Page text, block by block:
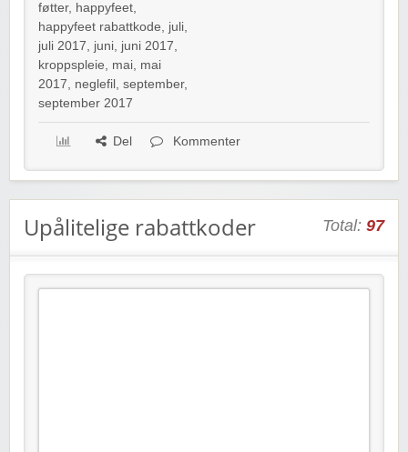
føtter, happyfeet,
happyfeet rabattkode, juli,
juli 2017, juni, juni 2017,
kroppspleie, mai, mai
2017, neglefil , september,
september 2017
Del Kommenter
Upålitelige rabattkoder Total: 97